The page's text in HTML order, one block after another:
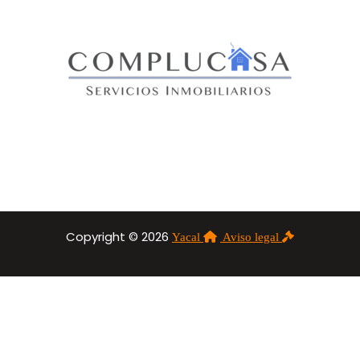
Copyright © 2026 Yacal Aviso legal